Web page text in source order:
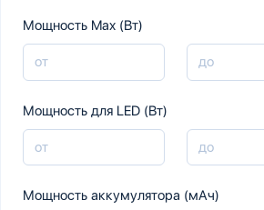
Мощность Max (Вт)
Мощность для LED (Вт)
Мощность аккумулятора (мАч)